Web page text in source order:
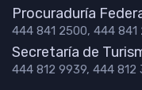
Procuraduría
444 841 2500, 444 841
Secretaría de
444 812 9939, 444 812